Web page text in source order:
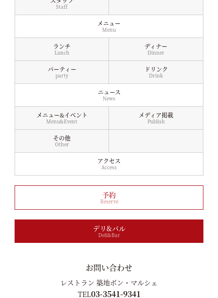
Staff
メニュー
Menu
ランチ
Lunch
ディナー
Dinner
パーティー
party
ドリンク
Drink
ニュース
News
メニュー&イベント
Menu&Event
メディア掲載
Publish
その他
Other
アクセス
Access
予約
Reserve
デリ&バル
Deli&Bar
お問い合わせ
レストラン 築地ボン・マルシェ
TEL03-3541-9341